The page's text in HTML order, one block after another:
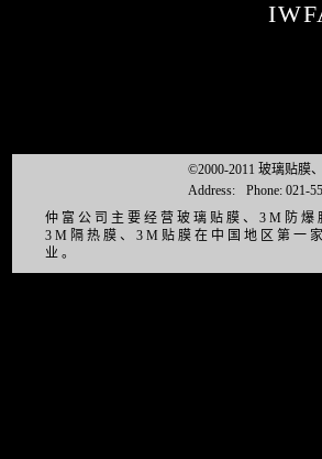
©2000-2011 玻璃贴膜
Address:
Phone: 021-
仲富公司主要经营玻璃贴膜、3M防
3M隔热膜、3M贴膜在中国地区第一
业。